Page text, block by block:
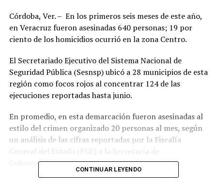
Córdoba, Ver. – En los primeros seis meses de este año,
en Veracruz fueron asesinadas 640 personas; 19 por
ciento de los homicidios ocurrió en la zona Centro.
El Secretariado Ejecutivo del Sistema Nacional de
Seguridad Pública (Sesnsp) ubicó a 28 municipios de esta
región como focos rojos al concentrar 124 de las
ejecuciones reportadas hasta junio.
En promedio, en esta demarcación fueron asesinadas al
estilo del crimen organizado 20 personas al mes, según
un análisis de las cifras reportadas por la Fiscalía
General del Estado (FGE) a la Secretaría de
Gobernación.
CONTINUAR LEYENDO